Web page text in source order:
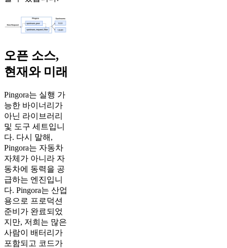
오픈 소스,
현재와 미래
Pingora는 실행 가
능한 바이너리가
아닌 라이브러리
및 도구 세트입니
다. 다시 말해,
Pingora는 자동차
자체가 아니라 자
동차에 동력을 공
급하는 엔진입니
다. Pingora는 산업
용으로 프로덕션
준비가 완료되었
지만, 저희는 많은
사람이 배터리가
포함되고 코드가